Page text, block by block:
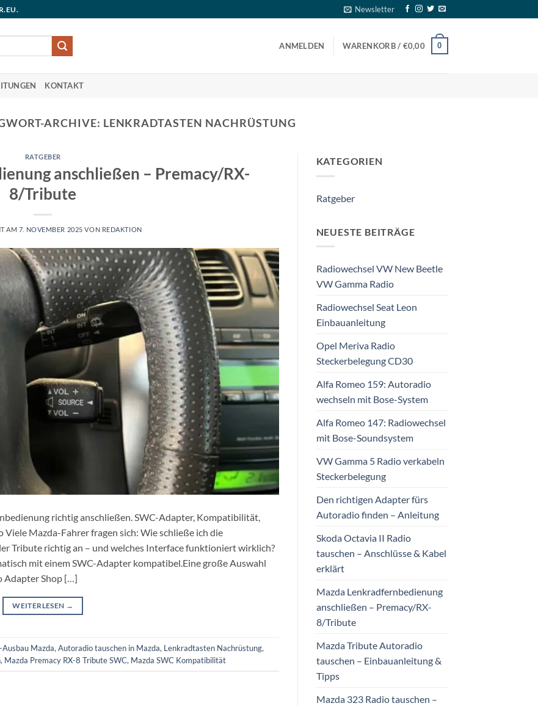
Newsletter
ANMELDEN WARENKORB / €0,00 0
KONTAKT
ARCHIVE: LENKRADTASTEN NACHRÜSTUNG
RATGEBER
anschließen – Premacy/RX-
8/Tribute
AM 7. NOVEMBER 2025 VON REDAKTION
richtig anschließen. SWC-Adapter, Kompatibilität,
Mazda-Fahrer fragen sich: Wie schließe ich die
Tribute richtig an – und welches Interface funktioniert wirklich?
mit einem SWC-Adapter kompatibel.Eine große Auswahl
Adapter Shop […]
WEITERLESEN →
Mazda, Autoradio tauschen in Mazda, Lenkradtasten Nachrüstung,
, Mazda Premacy RX-8 Tribute SWC, Mazda SWC Kompatibilität
KATEGORIEN
Ratgeber
NEUESTE BEITRÄGE
Radiowechsel VW New Beetle
VW Gamma Radio
Radiowechsel Seat Leon
Einbauanleitung
Opel Meriva Radio
Steckerbelegung CD30
Alfa Romeo 159: Autoradio
wechseln mit Bose-System
Alfa Romeo 147: Radiowechsel
mit Bose-Soundsystem
VW Gamma 5 Radio verkabeln
Steckerbelegung
Den richtigen Adapter fürs
Autoradio finden – Anleitung
Skoda Octavia II Radio
tauschen – Anschlüsse & Kabel
erklärt
Mazda Lenkradfernbedienung
anschließen – Premacy/RX-
8/Tribute
Mazda Tribute Autoradio
tauschen – Einbauanleitung &
Tipps
Mazda 323 Radio tauschen –